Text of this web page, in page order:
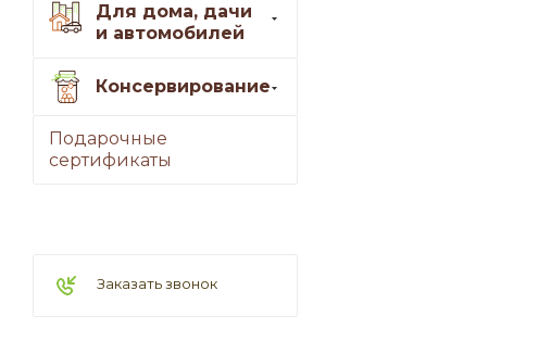
Для дома, дачи
и автомобилей
Консервирование
Подарочные
сертификаты
Заказать звонок